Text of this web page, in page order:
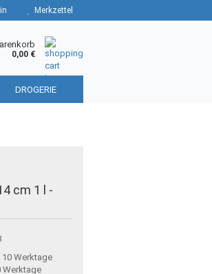
Merkzettel
0,00 €
DROGERIE
cm 1 l -
Werktage